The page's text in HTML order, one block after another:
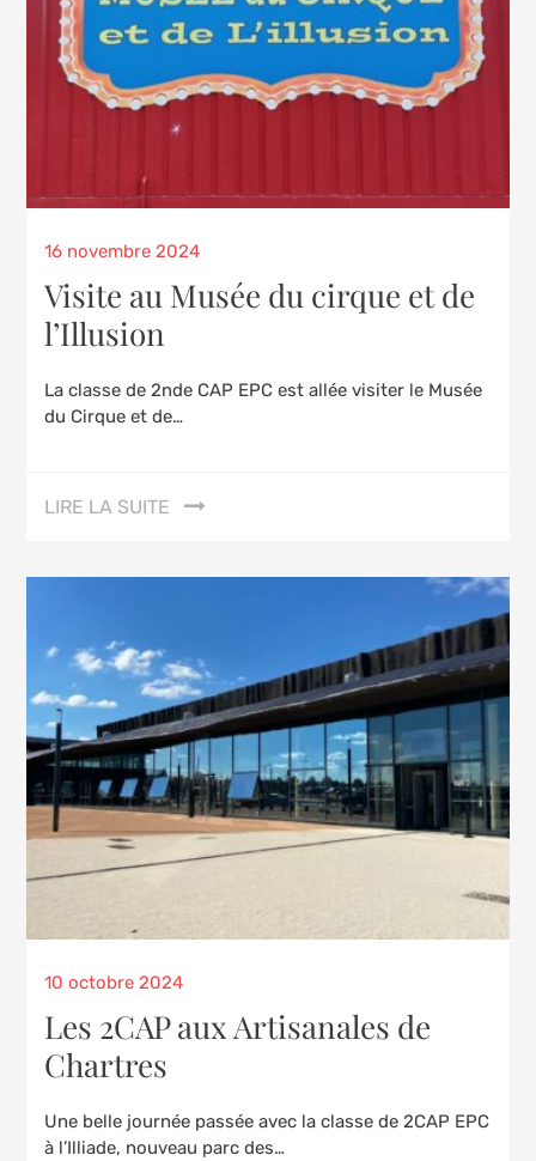
Posted
16 novembre 2024
Visite au Musée du cirque et de
l’Illusion
La classe de 2nde CAP EPC est allée visiter le Musée
du Cirque et de…
LIRE LA SUITE
Posted
10 octobre 2024
Les 2CAP aux Artisanales de
Chartres
Une belle journée passée avec la classe de 2CAP EPC
à l’Illiade, nouveau parc des…